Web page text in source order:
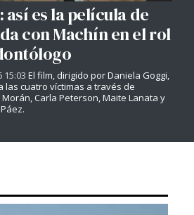
así es la película de
con Machín en el rol
15:03 El film, dirigido por Daniela Goggi,
las cuatro víctimas a través de
Carla Peterson, Maite Lanata y